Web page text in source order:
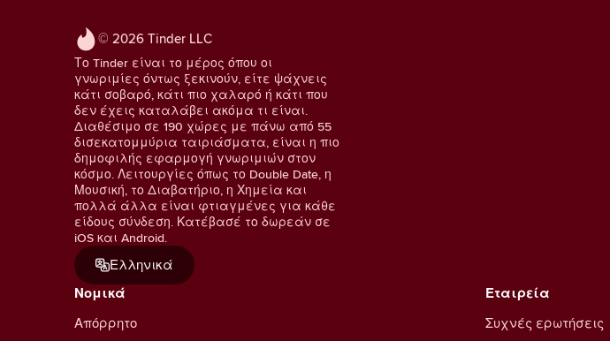
© 2026 Tinder LLC
Το Tinder είναι το μέρος όπου οι
γνωριμίες όντως ξεκινούν, είτε ψάχνεις
κάτι σοβαρό, κάτι πιο χαλαρό ή κάτι που
δεν έχεις καταλάβει ακόμα τι είναι.
Διαθέσιμο σε 190 χώρες με πάνω από 55
δισεκατομμύρια ταιριάσματα, είναι η πιο
δημοφιλής εφαρμογή γνωριμιών στον
κόσμο. Λειτουργίες όπως το Double Date, η
Μουσική, το Διαβατήριο, η Χημεία και
πολλά άλλα είναι φτιαγμένες για κάθε
είδους σύνδεση. Κατέβασέ το δωρεάν σε
iOS και Android.
Ελληνικά
Νομικά
Απόρρητο
Εταιρεία
Συχνές ερωτήσεις